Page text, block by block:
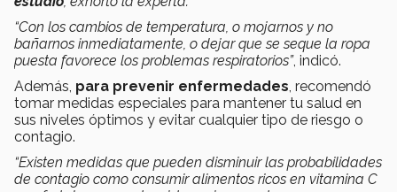
“Con los cambios de temperatura, o mojarnos y no
bañarnos inmediatamente, o dejar que se seque la ropa
puesta favorece los problemas respiratorios”, indicó.
Además, para prevenir enfermedades , recomendó
tomar medidas especiales para mantener tu salud en
sus niveles óptimos y evitar cualquier tipo de riesgo o
contagio.
“Existen medidas que pueden disminuir las probabilidades
de contagio como consumir alimentos ricos en vitamina C